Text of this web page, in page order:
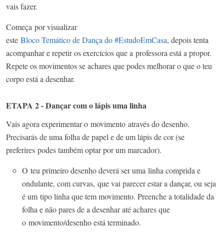
vais fazer.
Começa por visualizar
este Bloco Temático de Dança do #EstudoEmCasa, depois tenta
acompanhar e repetir os exercícios que a professora está a propor.
Repete os movimentos se achares que podes melhorar o que o teu
corpo está a desenhar.
ETAPA 2 - Dançar com o lápis uma linha
Vais agora experimentar o movimento através do desenho.
Precisarás de uma folha de papel e de um lápis de cor (se
preferires podes também optar por um marcador).
O teu primeiro desenho deverá ser uma linha comprida e
ondulante, com curvas, que vai parecer estar a dançar, ou seja
é um tipo linha que tem movimento. Preenche a totalidade da
folha e não pares de a desenhar até achares que
o movimento/desenho está terminado.